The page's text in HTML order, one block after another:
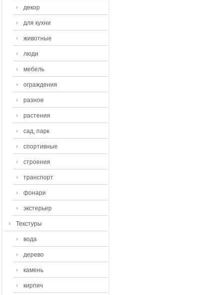
декор
для кухни
животные
люди
мебель
ограждения
разное
растения
сад, парк
спортивные
строения
транспорт
фонари
экстерьер
Текстуры
вода
дерево
камень
кирпич